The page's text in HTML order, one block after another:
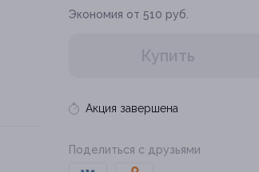
Экономия от 510 руб.
Купить
Акция завершена
Поделиться с друзьями